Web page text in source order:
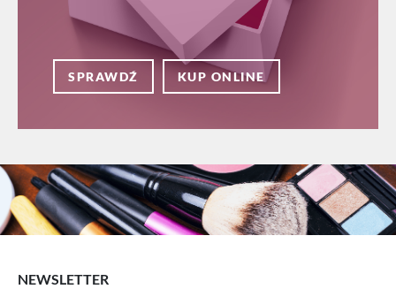
SPRAWDŹ KUP ONLINE
NEWSLETTER